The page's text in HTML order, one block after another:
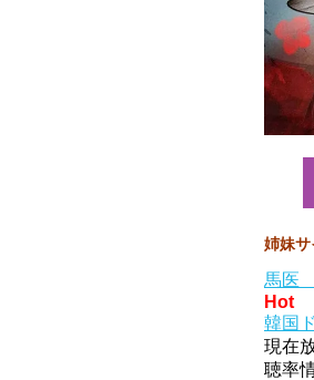
姉妹サ
馬医
Hot
韓国
現在
聴率